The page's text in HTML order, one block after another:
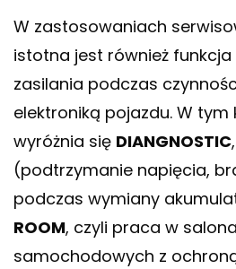
W zastosowaniach
istotna jest również
zasilania podczas
elektroniką pojazdu. W tym
wyróżnia się DIANGNOSTIC,
(podtrzymanie napięcia,
podczas wymiany
ROOM, czyli praca w
samochodowych z